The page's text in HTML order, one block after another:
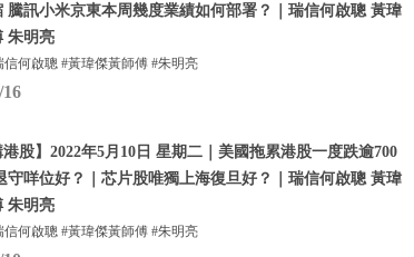
騰訊小米京東本周幾度業績如何部署？｜瑞信何啟聰 黃瑋
朱明亮
信何啟聰 #黃瑋傑黃師傅 #朱明亮
16
港股】2022年5月10日 星期二｜美國拖累港股一度跌逾700
守咩位好？｜芯片股唯獨上海復旦好？｜瑞信何啟聰 黃瑋
朱明亮
信何啟聰 #黃瑋傑黃師傅 #朱明亮